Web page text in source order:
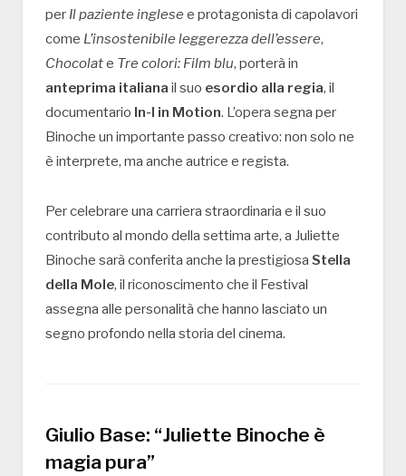
per Il paziente inglese e protagonista di capolavori
come L’insostenibile leggerezza dell’essere,
Chocolate Tre colori: Film blu, porterà in
anteprima italiana il suo esordio alla regia, il
documentario In-I in Motion. L’opera segna per
Binoche un importante passo creativo: non solo ne
è interprete, ma anche autrice e regista.
Per celebrare una carriera straordinaria e il suo
contributo al mondo della settima arte, a Juliette
Binoche sarà conferita anche la prestigiosa Stella
della Mole, il riconoscimento che il Festival
assegna alle personalità che hanno lasciato un
segno profondo nella storia del cinema.
Giulio Base: “Juliette Binoche è
magia pura”